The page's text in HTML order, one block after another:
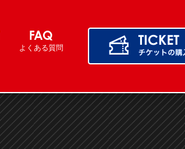
FAQ
よくある質問